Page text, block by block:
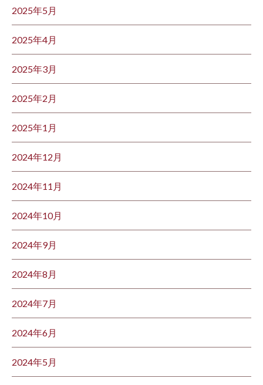
2025年5月
2025年4月
2025年3月
2025年2月
2025年1月
2024年12月
2024年11月
2024年10月
2024年9月
2024年8月
2024年7月
2024年6月
2024年5月